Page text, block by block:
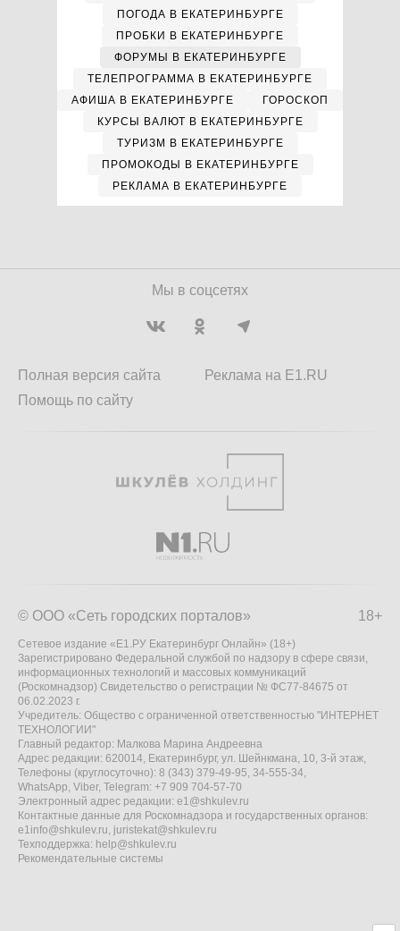
ПОГОДА В ЕКАТЕРИНБУРГЕ
ПРОБКИ В ЕКАТЕРИНБУРГЕ
ФОРУМЫ В ЕКАТЕРИНБУРГЕ
ТЕЛЕПРОГРАММА В ЕКАТЕРИНБУРГЕ
АФИША В ЕКАТЕРИНБУРГЕ
ГОРОСКОП
КУРСЫ ВАЛЮТ В ЕКАТЕРИНБУРГЕ
ТУРИЗМ В ЕКАТЕРИНБУРГЕ
ПРОМОКОДЫ В ЕКАТЕРИНБУРГЕ
РЕКЛАМА В ЕКАТЕРИНБУРГЕ
Мы в соцсетях
Полная версия сайта
Помощь по сайту
Реклама на E1.RU
18+
© ООО «Сеть городских порталов»
Сетевое издание «Е1.РУ Екатеринбург Онлайн» (18+)
Зарегистрировано Федеральной службой по надзору в сфере связи,
информационных технологий и массовых коммуникаций
(Роскомнадзор) Свидетельство о регистрации № ФС77-84675 от
06.02.2023 г.
Учредитель: Общество с ограниченной ответственностью "ИНТЕРНЕТ
ТЕХНОЛОГИИ"
Главный редактор: Малкова Марина Андреевна
Адрес редакции: 620014, Екатеринбург, ул. Шейнкмана, 10, 3-й этаж,
Телефоны (круглосуточно): 8 (343) 379-49-95, 34-555-34,
WhatsApp, Viber, Telegram: +7 909 704-57-70
Электронный адрес редакции: e1@shkulev.ru
Контактные данные для Роскомнадзора и государственных органов:
e1info@shkulev.ru, juristekat@shkulev.ru
Техподдержка: help@shkulev.ru
Рекомендательные системы